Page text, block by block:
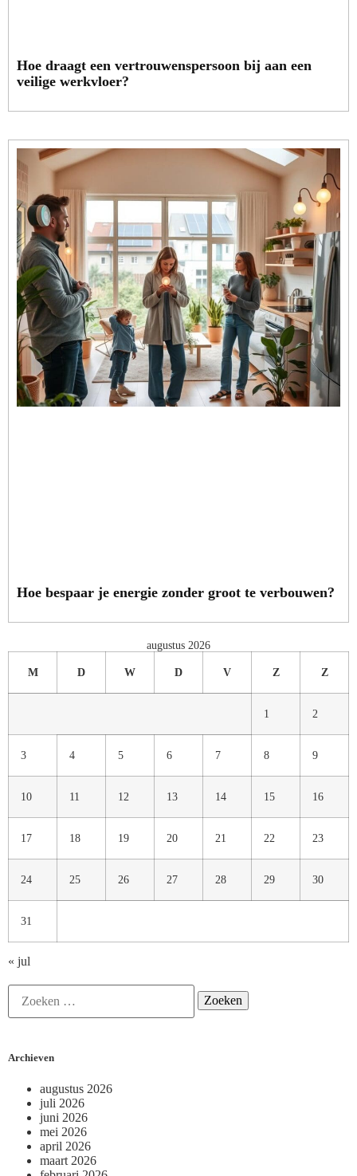
Hoe draagt een vertrouwenspersoon bij aan een
veilige werkvloer?
Hoe bespaar je energie zonder groot te verbouwen?
augustus 2026
M D W D V Z Z
1 2
3 4 5 6 7 8 9
10 11 12 13 14 15 16
17 18 19 20 21 22 23
24 25 26 27 28 29 30
31
« jul
Archieven
augustus 2026
juli 2026
juni 2026
mei 2026
april 2026
maart 2026